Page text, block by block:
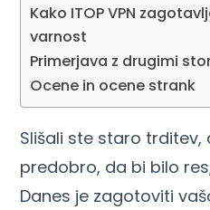
Kako ITOP VPN
varnost
Primerjava z drugimi
Ocene in ocene strank
Slišali ste staro trditev,
predobro, da bi bilo
Danes je zagotoviti